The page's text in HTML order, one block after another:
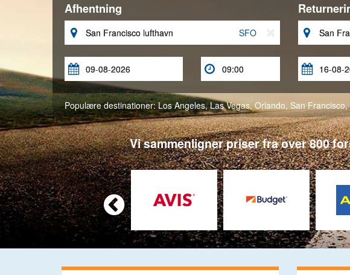
Afhentning
 SFO
 


Populære destinationer:Los Angeles,Las Vegas,Orlando, San Francisco,
Vi sammenligner priser fra over 800
